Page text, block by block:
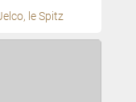
le Spitz